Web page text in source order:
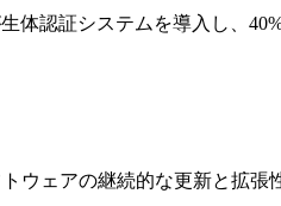
体認証システムを導入し、
ウェアの継続的な更新と拡張